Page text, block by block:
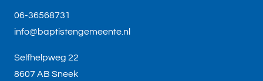
06-36568731
info@baptistengemeente.nl
Selfhelpweg 22
8607 AB Sneek